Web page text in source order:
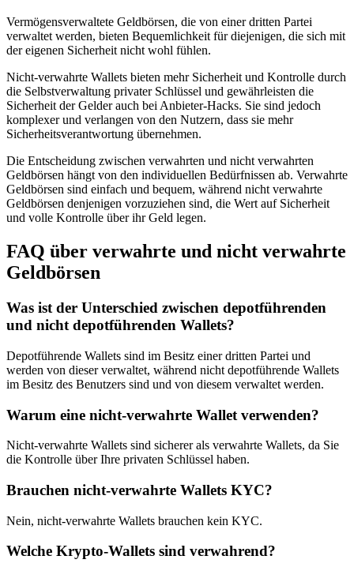
Vermögensverwaltete Geldbörsen, die von einer dritten Partei
verwaltet werden, bieten Bequemlichkeit für diejenigen, die sich mit
der eigenen Sicherheit nicht wohl fühlen.
Nicht-verwahrte Wallets bieten mehr Sicherheit und Kontrolle durch
die Selbstverwaltung privater Schlüssel und gewährleisten die
Sicherheit der Gelder auch bei Anbieter-Hacks. Sie sind jedoch
komplexer und verlangen von den Nutzern, dass sie mehr
Sicherheitsverantwortung übernehmen.
Die Entscheidung zwischen verwahrten und nicht verwahrten
Geldbörsen hängt von den individuellen Bedürfnissen ab. Verwahrte
Geldbörsen sind einfach und bequem, während nicht verwahrte
Geldbörsen denjenigen vorzuziehen sind, die Wert auf Sicherheit
und volle Kontrolle über ihr Geld legen.
FAQ über verwahrte und nicht verwahrte
Geldbörsen
Was ist der Unterschied zwischen depotführenden
und nicht depotführenden Wallets?
Depotführende Wallets sind im Besitz einer dritten Partei und
werden von dieser verwaltet, während nicht depotführende Wallets
im Besitz des Benutzers sind und von diesem verwaltet werden.
Warum eine nicht-verwahrte Wallet verwenden?
Nicht-verwahrte Wallets sind sicherer als verwahrte Wallets, da Sie
die Kontrolle über Ihre privaten Schlüssel haben.
Brauchen nicht-verwahrte Wallets KYC?
Nein, nicht-verwahrte Wallets brauchen kein KYC.
Welche Krypto-Wallets sind verwahrend?